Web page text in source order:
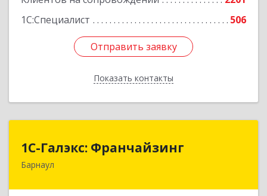
1С:Специалист
506
Отправить заявку
Показать контакты
Отправить заявку
Назад
1С-Галэкс: Франчайзинг
Барнаул
1С-Галэкс: Франчайзинг
656015, Алтайский край, Барнаул г, Деповская